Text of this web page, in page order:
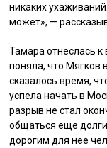
никаких
может», —
Тамара отнеслась
поняла, что Мягков
сказалось время,
успела начать в
разрыв не стал
общаться еще
дорогим для нее